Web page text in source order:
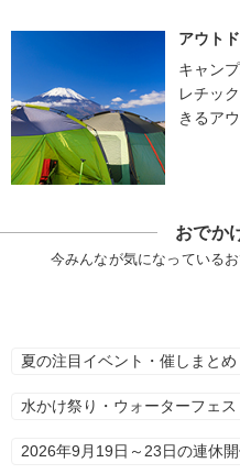
アウト
キャン
レチッ
きるア
おでか
今みんなが気になっている
夏の注目イベント・催しまとめ
水かけ祭り・ウォーターフェス
2026年9月19日～23日の連休